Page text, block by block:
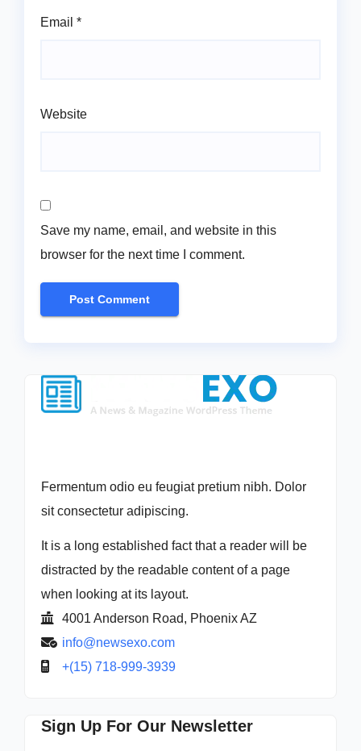
Email *
Website
Save my name, email, and website in this
browser for the next time I comment.
Fermentum odio eu feugiat pretium nibh. Dolor
sit consectetur adipiscing.
It is a long established fact that a reader will be
distracted by the readable content of a page
when looking at its layout.
4001 Anderson Road, Phoenix AZ
info@newsexo.com
+(15) 718-999-3939
Sign Up For Our Newsletter